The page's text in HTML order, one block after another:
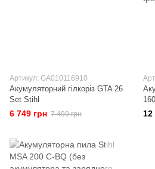
Артикул: GA010116910
Акумуляторний гілкоріз GTA 26
Set Stihl
6 749 грн 7 499 грн 12